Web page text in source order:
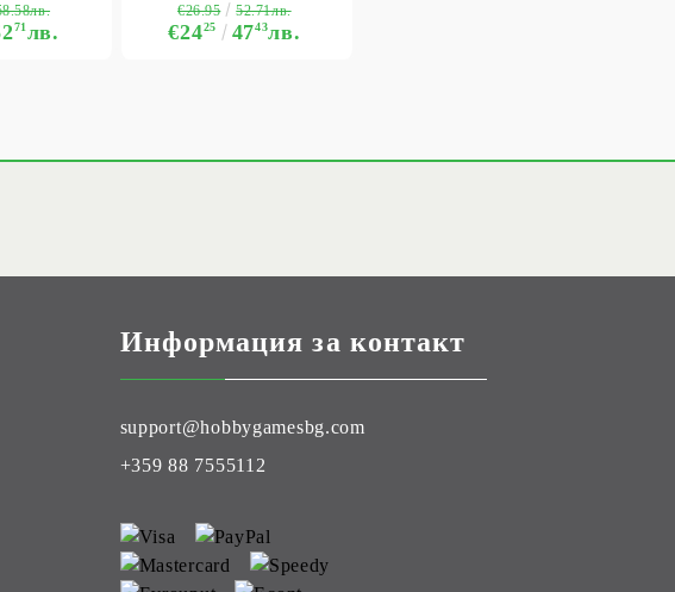
71лв. €2425 4743лв.
€26.95 52.71лв.
Информация за контакт
support@hobbygamesbg.com
+359 88 7555112